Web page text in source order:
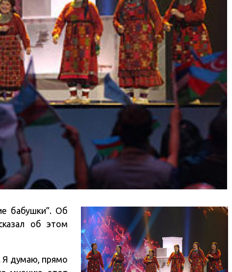
бабушки”. Об
об этом
Я думаю, прямо